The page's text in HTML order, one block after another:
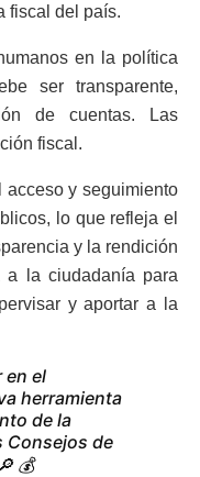
fiscal del país.
en la política
ser transparente,
de cuentas. Las
fiscal.
acceso y seguimiento
lo que refleja el
y la rendición
a la ciudadanía para
y aportar a la
en el
herramienta
de la
Consejos de
💰